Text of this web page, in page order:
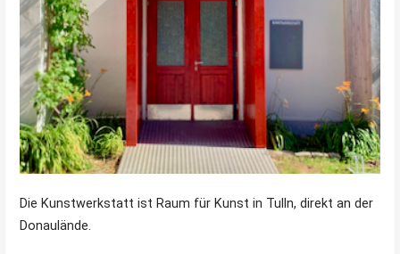
Die Kunstwerkstatt ist Raum für Kunst in Tulln, direkt an der
Donaulände.